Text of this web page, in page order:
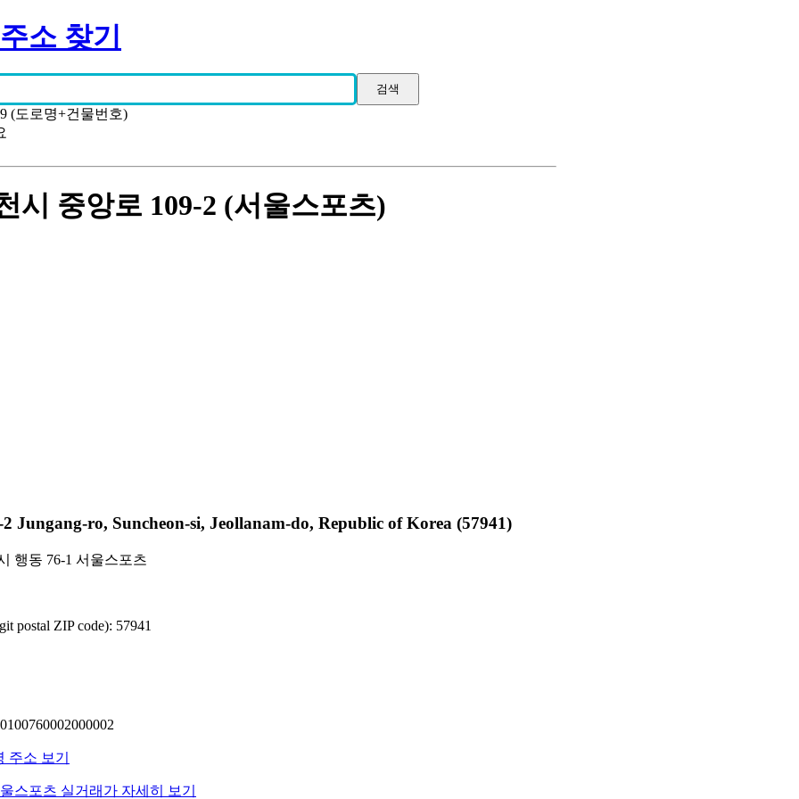
소 찾기
(도로명+건물번호)
시 중앙로 109-2 (서울스포츠)
Jungang-ro, Suncheon-si, Jeollanam-do, Republic of Korea (57941)
행동 76-1 서울스포츠
postal ZIP code): 57941
주소 보기
스포츠 실거래가 자세히 보기